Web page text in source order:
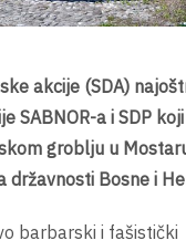
akcije (SDA)
SABNOR-a i SDP
groblju u
državnosti Bosne i
barbarski i fašistički